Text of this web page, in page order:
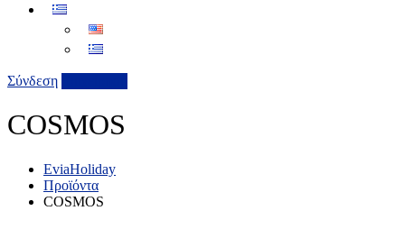
Σύνδεση
COSMOS
EviaHoliday
Προϊόντα
COSMOS